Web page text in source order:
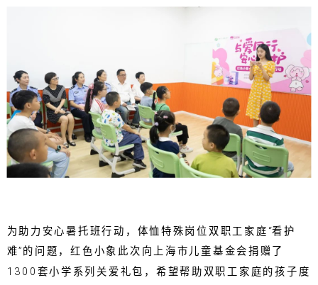
为助力安心暑托班行动，体恤特殊岗位双职工家庭“看护
难”的问题，红色小象此次向上海市儿童基金会捐赠了
1300套小学系列关爱礼包，希望帮助双职工家庭的孩子度